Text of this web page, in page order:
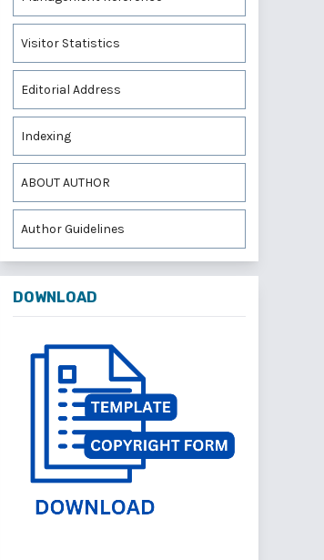
Visitor Statistics
Editorial Address
Indexing
ABOUT AUTHOR
Author Guidelines
DOWNLOAD